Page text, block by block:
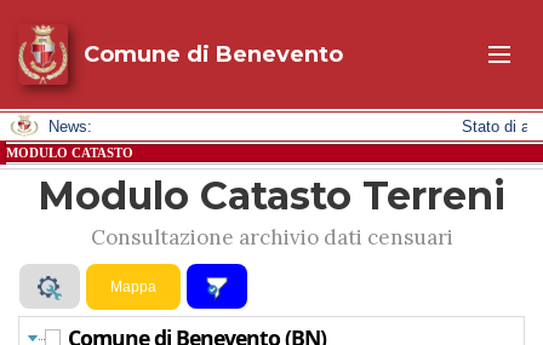
Comune di Benevento
News: Stato di
MODULO CATASTO